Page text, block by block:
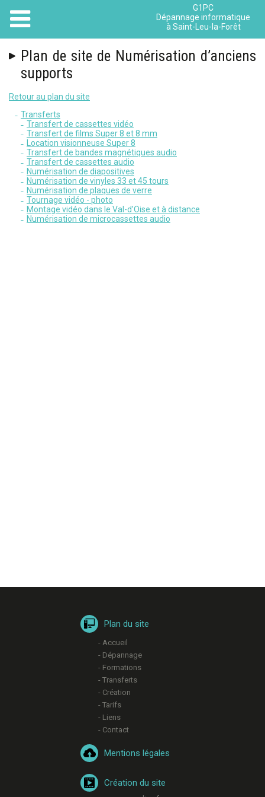
G1PC
Dépannage informatique
à Saint-Leu-la-Forêt
Plan de site de Numérisation d’anciens
supports
Retour au plan du site
Transferts
Transfert de cassettes vidéo
Transfert de films Super 8 et 8 mm
Location visionneuse Super 8
Transfert de bandes magnétiques audio
Transfert de cassettes audio
Numérisation de diapositives
Numérisation de vinyles 33 et 45 tours
Numérisation de plaques de verre
Tournage vidéo - photo
Montage vidéo dans le Val-d’Oise et à distance
Numérisation de microcassettes audio
Plan du site
- Accueil
- Dépannage
- Formations
- Transferts
- Création
- Tarifs
- Liens
- Contact
Mentions légales
Création du site